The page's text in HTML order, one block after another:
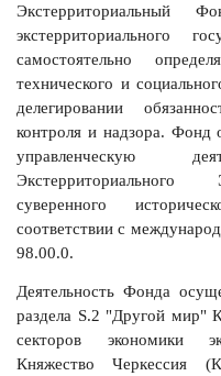
Экстерриториальный
экстерриториального
самостоятельно
технического и
делегировании
контроля и надзора. Фонд
управленческую
Экстерриториального
суверенного
соответствии с
98.00.0.
Деятельность Фонда
раздела S.2 "Другой мир"
секторов экономики
Княжество Черкессия